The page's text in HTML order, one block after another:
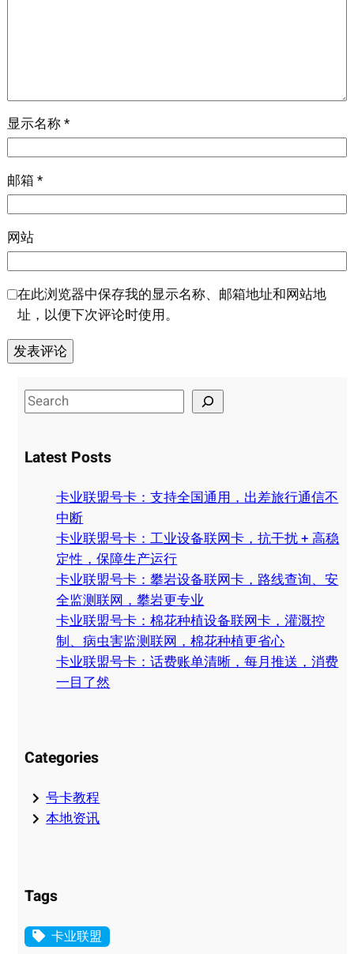
显示名称*
邮箱 *
网站
在此浏览器中保存我的显示名称、邮箱地址和网站地
址，以便下次评论时使用。
S
e
r
Latest Posts
卡业联盟号卡：支持全国通用，出差旅行通信不
中断
卡业联盟号卡：工业设备联网卡，抗干扰 + 高稳
定性，保障生产运行
卡业联盟号卡：攀岩设备联网卡，路线查询、安
全监测联网，攀岩更专业
卡业联盟号卡：棉花种植设备联网卡，灌溉控
制、病虫害监测联网，棉花种植更省心
卡业联盟号卡：话费账单清晰，每月推送，消费
一目了然
Categories
号卡教程
本地资讯
Tags
卡业联盟